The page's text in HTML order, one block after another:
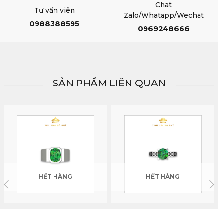
Tư vấn viên
0988388595
Chat
Zalo/Whatapp/Wechat
0969248666
SẢN PHẨM LIÊN QUAN
HẾT HÀNG HẾT HÀNG